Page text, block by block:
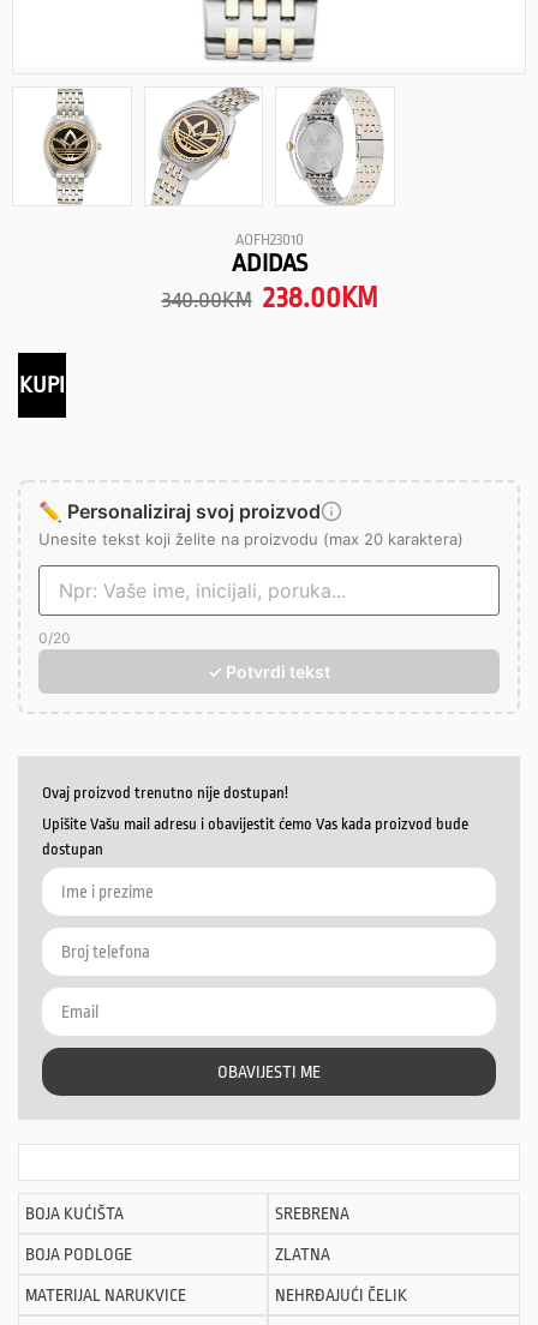
AOFH23010
ADIDAS
340.00KM 238.00 KM
KUPI
✏️ Personaliziraj svoj proizvod
Unesite tekst koji želite na proizvodu (max 20 karaktera)
0/20
✓ Potvrdi tekst
Ovaj proizvod trenutno nije dostupan!
Upišite Vašu mail adresu i obavijestit ćemo Vas kada proizvod bude
dostupan
OBAVIJESTI ME
BOJA KUĆIŠTA SREBRENA
BOJA PODLOGE ZLATNA
MATERIJAL NARUKVICE NEHRĐAJUĆI ČELIK